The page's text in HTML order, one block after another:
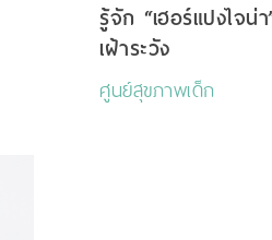
รู้จัก “เฮอร์แปงไจน่
เฝ้าระวัง
ศูนย์สุขภาพเด็ก